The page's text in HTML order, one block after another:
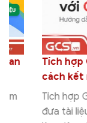
Tích hợp
cách kết nối
Tích hợp
đưa tài liệu